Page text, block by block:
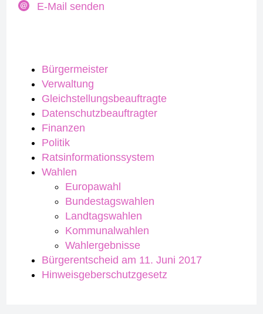
Bürgermeister
Verwaltung
Gleichstellungsbeauftragte
Datenschutzbeauftragter
Finanzen
Politik
Ratsinformationssystem
Wahlen
Europawahl
Bundestagswahlen
Landtagswahlen
Kommunalwahlen
Wahlergebnisse
Bürgerentscheid am 11. Juni 2017
Hinweisgeberschutzgesetz
E-Mail senden